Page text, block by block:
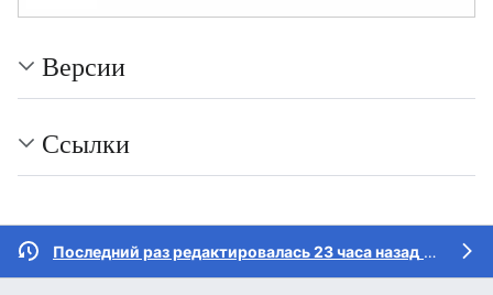
Версии
Ссылки
Последний раз редактировалась 23 часа назад